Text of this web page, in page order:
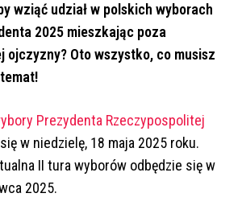
wziąć udział w polskich wyborach
2025 mieszkając poza
ojczyzny? Oto wszystko, co musisz
Prezydenta Rzeczypospolitej
w niedzielę, 18 maja 2025 roku.
II tura wyborów odbędzie się w
2025.